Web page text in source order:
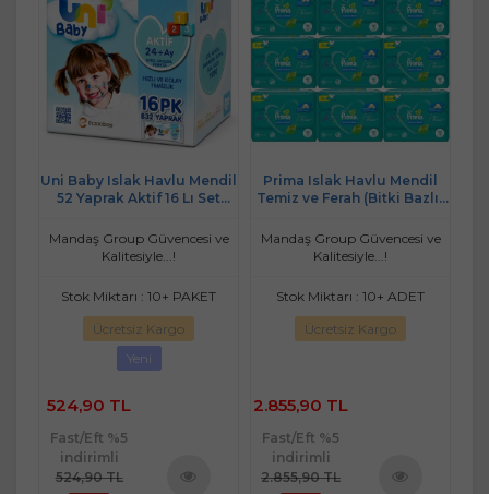
Uni Baby Islak Havlu Mendil
52 Yaprak Aktif 16 Lı Set
Mandaş Group Güvencesi ve
Kalitesiyle...!
Stok Miktarı : 10+ PAKET
Ücretsiz Kargo
Yeni
524,90 TL
Fast/Eft %5
indirimli
524,90 TL
Prima Islak Havlu Mendil
Temiz ve Ferah (Bitki Bazlı)
Yaprak
Mandaş Group Güvencesi ve
Kalitesiyle...!
Stok Miktarı : 10+ ADET
Ücretsiz Kargo
2.855,90 TL
Fast/Eft %5
indirimli
2.855,90 TL